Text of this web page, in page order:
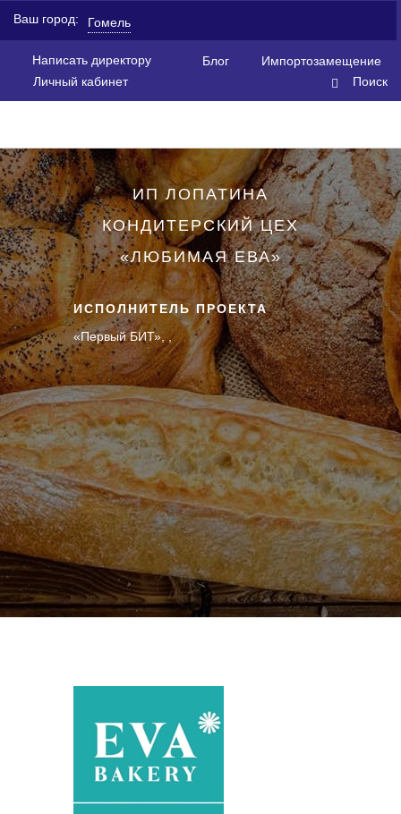
Написать директору Блог
Импортозамещение
Личный кабинет
Ваш город: Гомель
Поиск
ИП ЛОПАТИНА
КОНДИТЕРСКИЙ ЦЕХ
«ЛЮБИМАЯ ЕВА»
ИСПОЛНИТЕЛЬ ПРОЕКТА
«Первый БИТ», ,